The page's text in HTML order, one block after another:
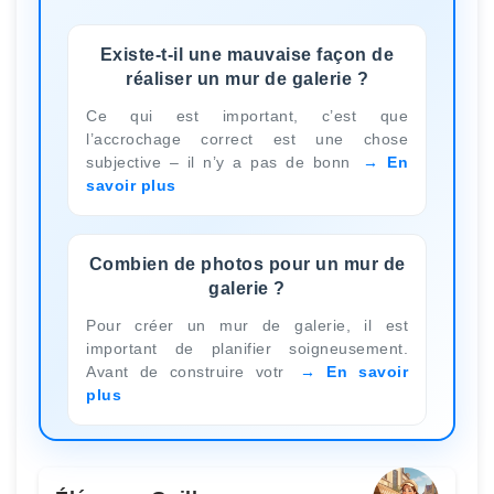
Existe-t-il une mauvaise façon de
réaliser un mur de galerie ?
Ce qui est important, c’est que
l’accrochage correct est une chose
subjective – il n’y a pas de bonn
En
savoir plus
Combien de photos pour un mur de
galerie ?
Pour créer un mur de galerie, il est
important de planifier soigneusement.
Avant de construire votr
En savoir
plus